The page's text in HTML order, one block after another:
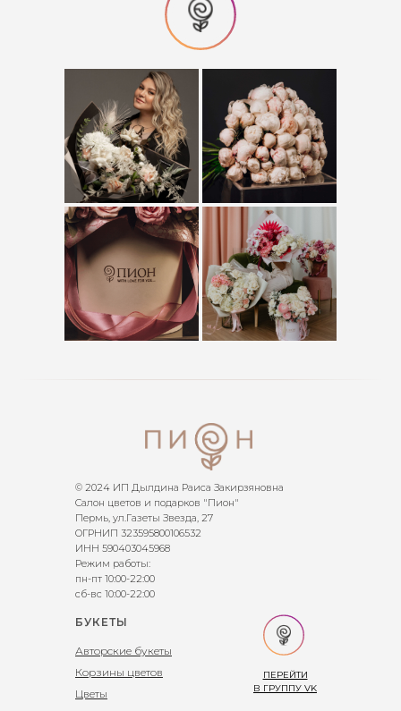
БУКЕТЫ
Авторские букеты
Корзины цветов
Цветы
© 2024 ИП Дылдина Раиса Закирзяновна
Салон цветов и подарков "Пион"
Пермь, ул.Газеты Звезда, 27
ОГРНИП 323595800106532
ИНН 590403045968
Режим работы:
пн-пт 10:00-22:00
сб-вс 10:00-22:00
ПЕРЕЙТИ
В ГРУППУ VK